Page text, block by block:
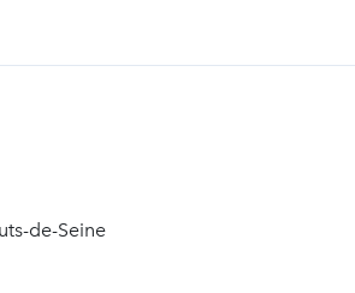
de-Seine